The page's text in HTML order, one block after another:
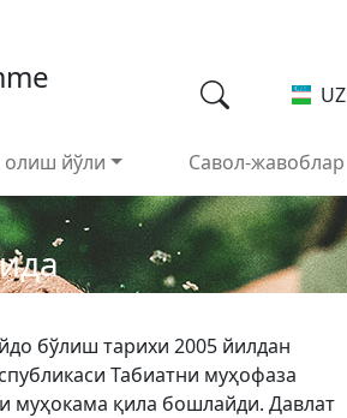
UZ
олиш йўли
Савол-жавоблар
бўлиш тарихи 2005 йилдан
Табиатни муҳофаза
муҳокама қила бошлайди. Давлат